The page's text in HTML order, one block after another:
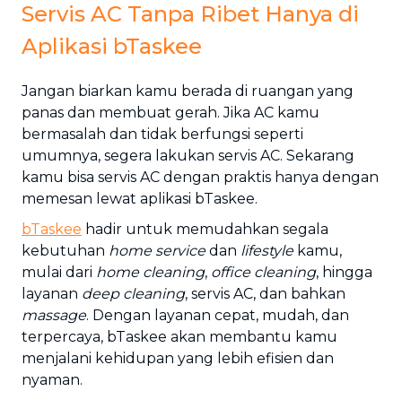
Servis AC Tanpa Ribet Hanya di
Aplikasi bTaskee
Jangan biarkan kamu berada di ruangan yang
panas dan membuat gerah. Jika AC kamu
bermasalah dan tidak berfungsi seperti
umumnya, segera lakukan servis AC. Sekarang
kamu bisa servis AC dengan praktis hanya dengan
memesan lewat aplikasi bTaskee.
bTaskee hadir untuk memudahkan segala
kebutuhan home servicedan lifestyle kamu,
mulai dari home cleaning, office cleaning, hingga
layanan deep cleaning, servis AC, dan bahkan
massage. Dengan layanan cepat, mudah, dan
terpercaya, bTaskee akan membantu kamu
menjalani kehidupan yang lebih efisien dan
nyaman.